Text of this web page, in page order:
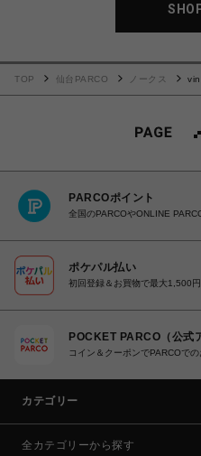
TOP 仙台PARCO ノークス
PARCOポイント
全国のPARCOやONLINE
ポケパル払い
初回登録＆お買物で最大1,500
POCKET PARCO（公式
コイン＆クーポンでPARCOで
カテゴリー
全カテゴリーから探す